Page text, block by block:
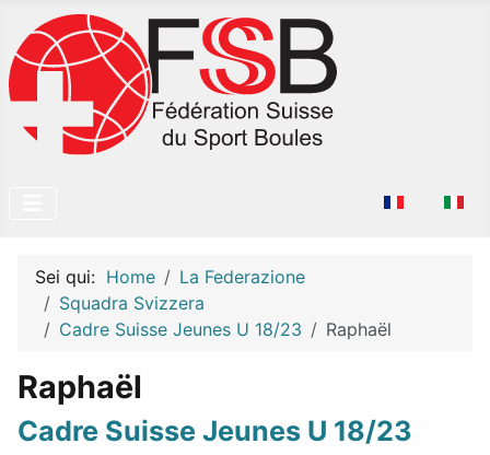
Seleziona la
Sei qui: Home
La Federazione
Squadra Svizzera
Cadre Suisse Jeunes U 18/23
Raphaël
Raphaël
Cadre Suisse Jeunes U 18/23